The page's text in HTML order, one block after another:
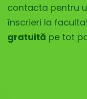
contacta pentru
înscrieri la
gratuită pe tot